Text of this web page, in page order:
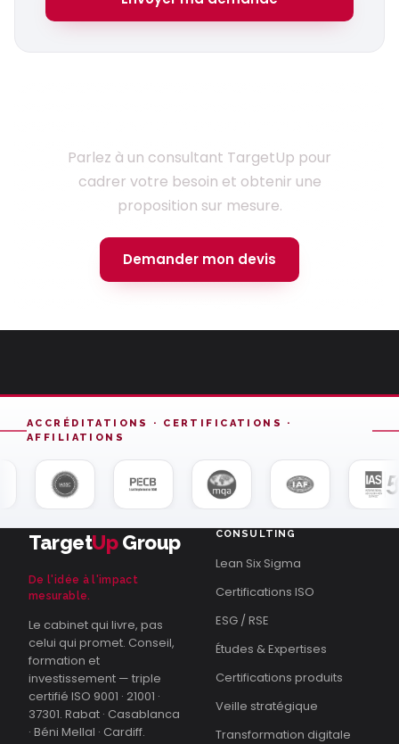
Parlez à un consultant TargetUp pour
cadrer votre besoin et obtenir une
proposition sur mesure.
Demander mon devis
ACCRÉDITATIONS · CERTIFICATIONS ·
AFFILIATIONS
TargetUpGroup
De l'idée à l'impact
mesurable.
Le cabinet qui livre, pas
celui qui promet. Conseil,
formation et
investissement — triple
certifié ISO 9001 · 21001 ·
37301. Rabat · Casablanca
· Béni Mellal · Cardiff.
CONSULTING
Lean Six Sigma
Certifications ISO
ESG / RSE
Études & Expertises
Certifications produits
Veille stratégique
Transformation digitale